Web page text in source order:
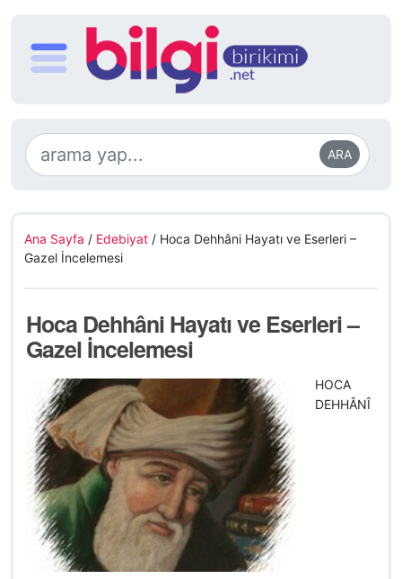
ARA
Ana Sayfa / Edebiyat / Hoca Dehhâni Hayatı ve Eserleri –
Gazel İncelemesi
Hoca Dehhâni Hayatı ve Eserleri –
Gazel İncelemesi
HOCA
DEHHÂNÎ